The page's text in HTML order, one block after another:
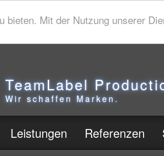
Mit der Nutzung unserer
TeamLabel
Wir schaffen Marken.
Leistungen Referenzen